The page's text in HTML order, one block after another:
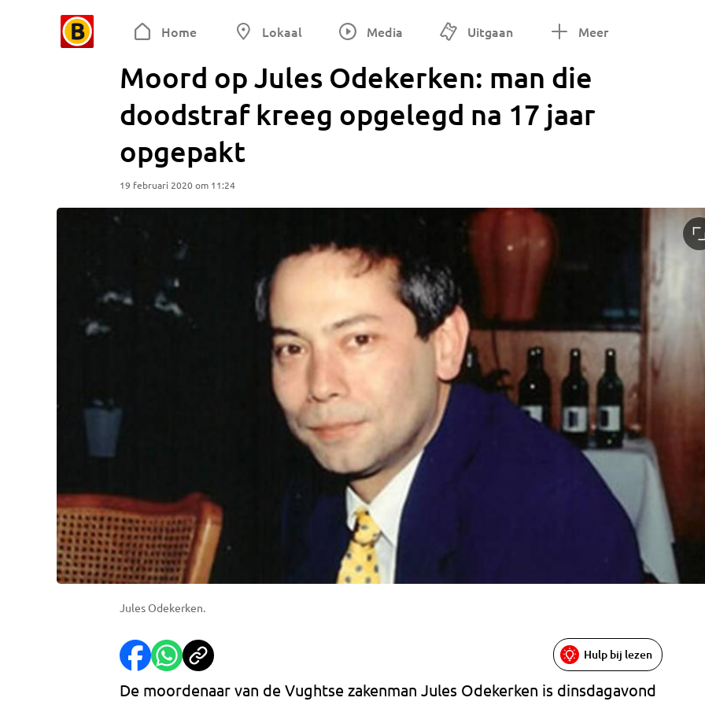
Home Lokaal Media Uitgaan Meer
Moord op Jules Odekerken: man die
doodstraf kreeg opgelegd na 17 jaar
opgepakt
19 februari 2020 om 11:24
Jules Odekerken.
Hulp bij lezen
De moordenaar van de Vughtse zakenman Jules Odekerken is dinsdagavond